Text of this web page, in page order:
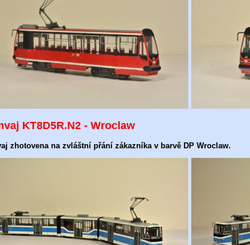
KT8D5R.N2 - Wroclaw
zhotovena na zvláštní přání zákazníka v barvě DP Wroclaw.